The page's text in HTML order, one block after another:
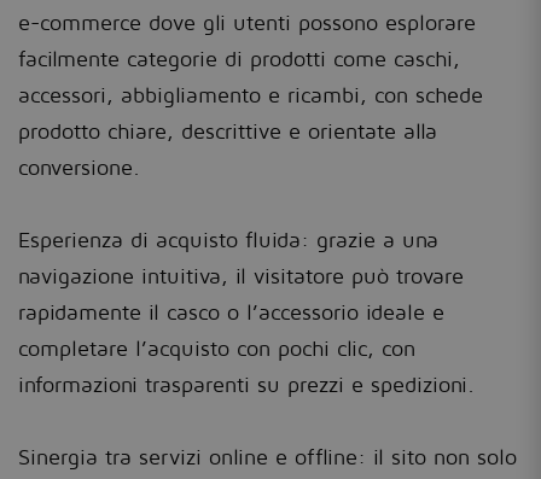
e-commerce dove gli utenti possono esplorare
facilmente categorie di prodotti come caschi,
accessori, abbigliamento e ricambi, con schede
prodotto chiare, descrittive e orientate alla
conversione.
Esperienza di acquisto fluida: grazie a una
navigazione intuitiva, il visitatore può trovare
rapidamente il casco o l’accessorio ideale e
completare l’acquisto con pochi clic, con
informazioni trasparenti su prezzi e spedizioni.
Sinergia tra servizi online e offline: il sito non solo